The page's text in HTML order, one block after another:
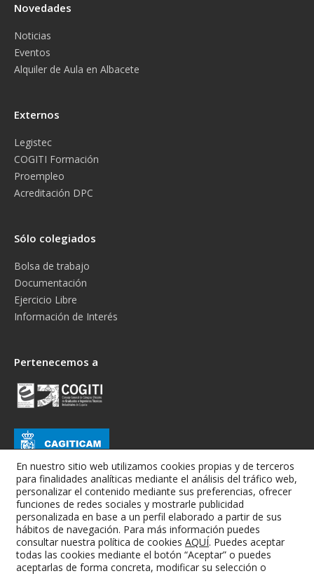
Novedades
Noticias
Eventos
Alquiler de Aula en Albacete
Externos
Legistec
COGITI Formación
Proempleo
Acreditación DPC
Sólo colegiados
Bolsa de trabajo
Documentación
Ejercicio Libre
Información de Interés
Pertenecemos a
Colegio Oficial de Graduados e Ingenieros Técnicos Industriales de
En nuestro sitio web utilizamos cookies propias y de terceros
para finalidades analíticas mediante el análisis del tráfico web,
personalizar el contenido mediante sus preferencias, ofrecer
funciones de redes sociales y mostrarle publicidad
personalizada en base a un perfil elaborado a partir de sus
hábitos de navegación. Para más información puedes
consultar nuestra política de cookies AQUÍ. Puedes aceptar
todas las cookies mediante el botón “Aceptar” o puedes
aceptarlas de forma concreta, modificar su selección o